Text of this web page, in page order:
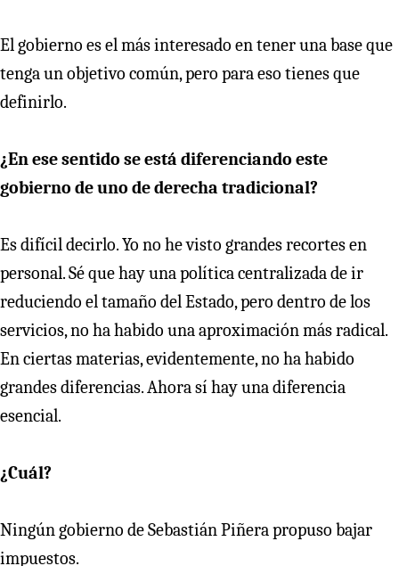
El gobierno es el más interesado en tener una base que
tenga un objetivo común, pero para eso tienes que
definirlo.
¿En ese sentido se está diferenciando este
gobierno de uno de derecha tradicional?
Es difícil decirlo. Yo no he visto grandes recortes en
personal. Sé que hay una política centralizada de ir
reduciendo el tamaño del Estado, pero dentro de los
servicios, no ha habido una aproximación más radical.
En ciertas materias, evidentemente, no ha habido
grandes diferencias. Ahora sí hay una diferencia
esencial.
¿Cuál?
Ningún gobierno de Sebastián Piñera propuso bajar
impuestos.